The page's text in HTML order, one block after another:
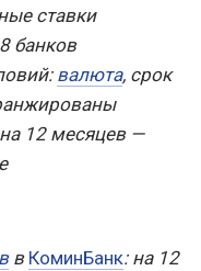
ставки
банков
валюта, срок
12 месяцев —
в КоминБанк: на 12